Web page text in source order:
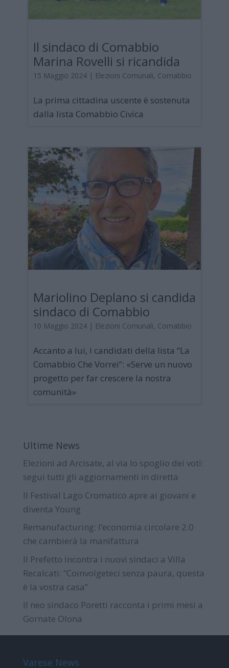
Il sindaco di Comabbio
Marina Rovelli si ricandida
15 Maggio 2024| Elezioni Comunali, Comabbio
La prima cittadina uscente è sostenuta
dalla lista Comabbio Civica
Mariolino Deplano si candida
sindaco di Comabbio
10 Maggio 2024| Elezioni Comunali, Comabbio
Accanto a lui, i candidati della lista “La
Comabbio Che Vorrei”: «Serve un nuovo
progetto per far crescere la nostra
comunità»
Ultime News
Elezioni ad Arcisate, al via lo spoglio dei voti:
segui tutti gli aggiornamenti in diretta
Il Festival Lago Cromatico apre ai giovani e
diventa Young
Remanufacturing: l’economia circolare 2.0
che cambierà la manifattura
Il Prefetto incontra i nuovi sindaci a Villa
Recalcati: “Coinvolgeteci senza paura, questa
è la vostra casa”
Il neo sindaco Poretti racconta i primi mesi a
Gornate Olona
Varese News